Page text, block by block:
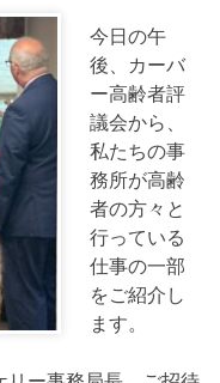
今日の午
後、カーバ
ー高齢者評
議会から、
私たちの事
務所が高齢
者の方々と
行っている
仕事の一部
をご紹介し
ます。